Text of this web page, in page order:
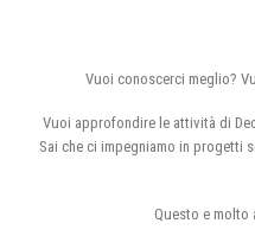
Vuoi conoscerci meglio?
Vuoi approfondire le attività di
Sai che ci impegniamo in progetti
Questo e molto